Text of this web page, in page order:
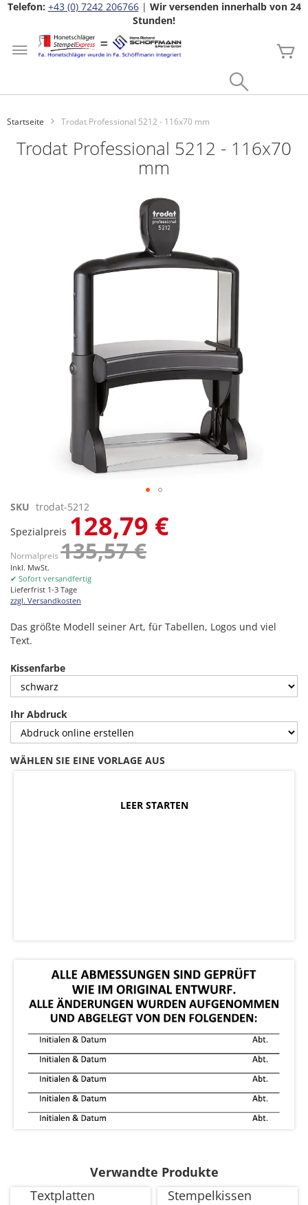
Telefon: +43 (0) 7242 206766| Wir versenden innerhalb von 24
Stunden!
Zum
Inhalt
springen
Startseite Trodat Professional 5212 - 116x70 mm
Trodat Professional 5212 - 116x70
mm
Zum
der
springen
SKU trodat-5212
Spezialpreis 128,79 €
Normalpreis 135,57 €
Inkl. MwSt.
✔ Sofort versandfertig
Lieferfrist 1-3 Tage
zzgl. Versandkosten
Das größte Modell seiner Art, für Tabellen, Logos und viel
Text.
Kissenfarbe
Ihr Abdruck
WÄHLEN SIE EINE VORLAGE AUS
LEER STARTEN
Verwandte Produkte
Textplatten
Stempelkissen